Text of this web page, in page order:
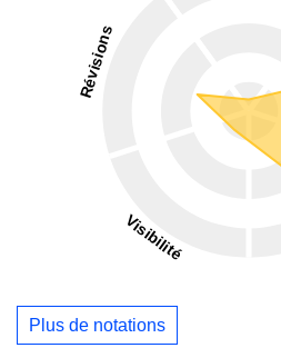
Plus de notations